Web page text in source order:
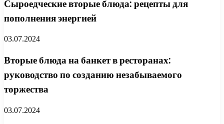
Сыроедческие вторые блюда: рецепты для
пополнения энергией
03.07.2024
Вторые блюда на банкет в ресторанах:
руководство по созданию незабываемого
торжества
03.07.2024